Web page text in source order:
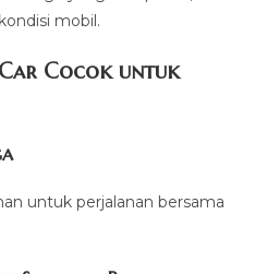
mobil.
Cocok untuk
untuk perjalanan bersama